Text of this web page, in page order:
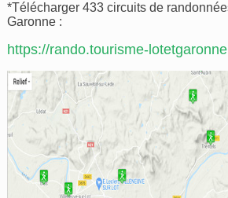
*Télécharger 433 circuits de
Garonne :
https://rando.tourisme-